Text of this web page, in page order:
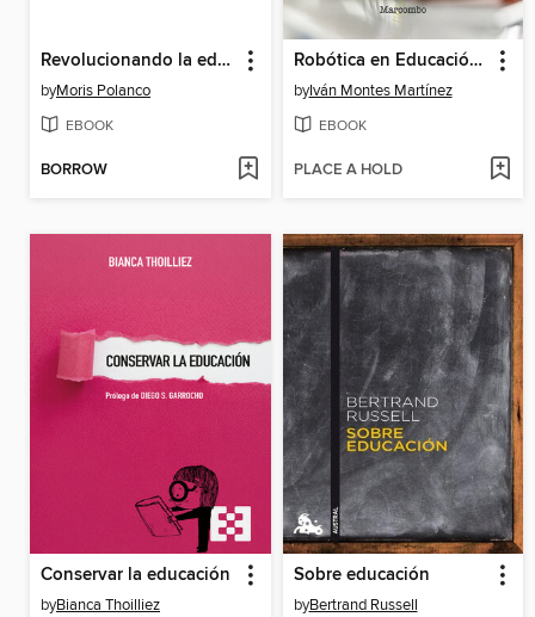
Revolucionando la educación con ChatGPT
byMoris Polanco
EBOOK
BORROW
Robótica en Educación Infantil y Primaria
byIván Montes Martínez
EBOOK
PLACE A HOLD
Conservar la educación
byBianca Thoilliez
Sobre educación
byBertrand Russell